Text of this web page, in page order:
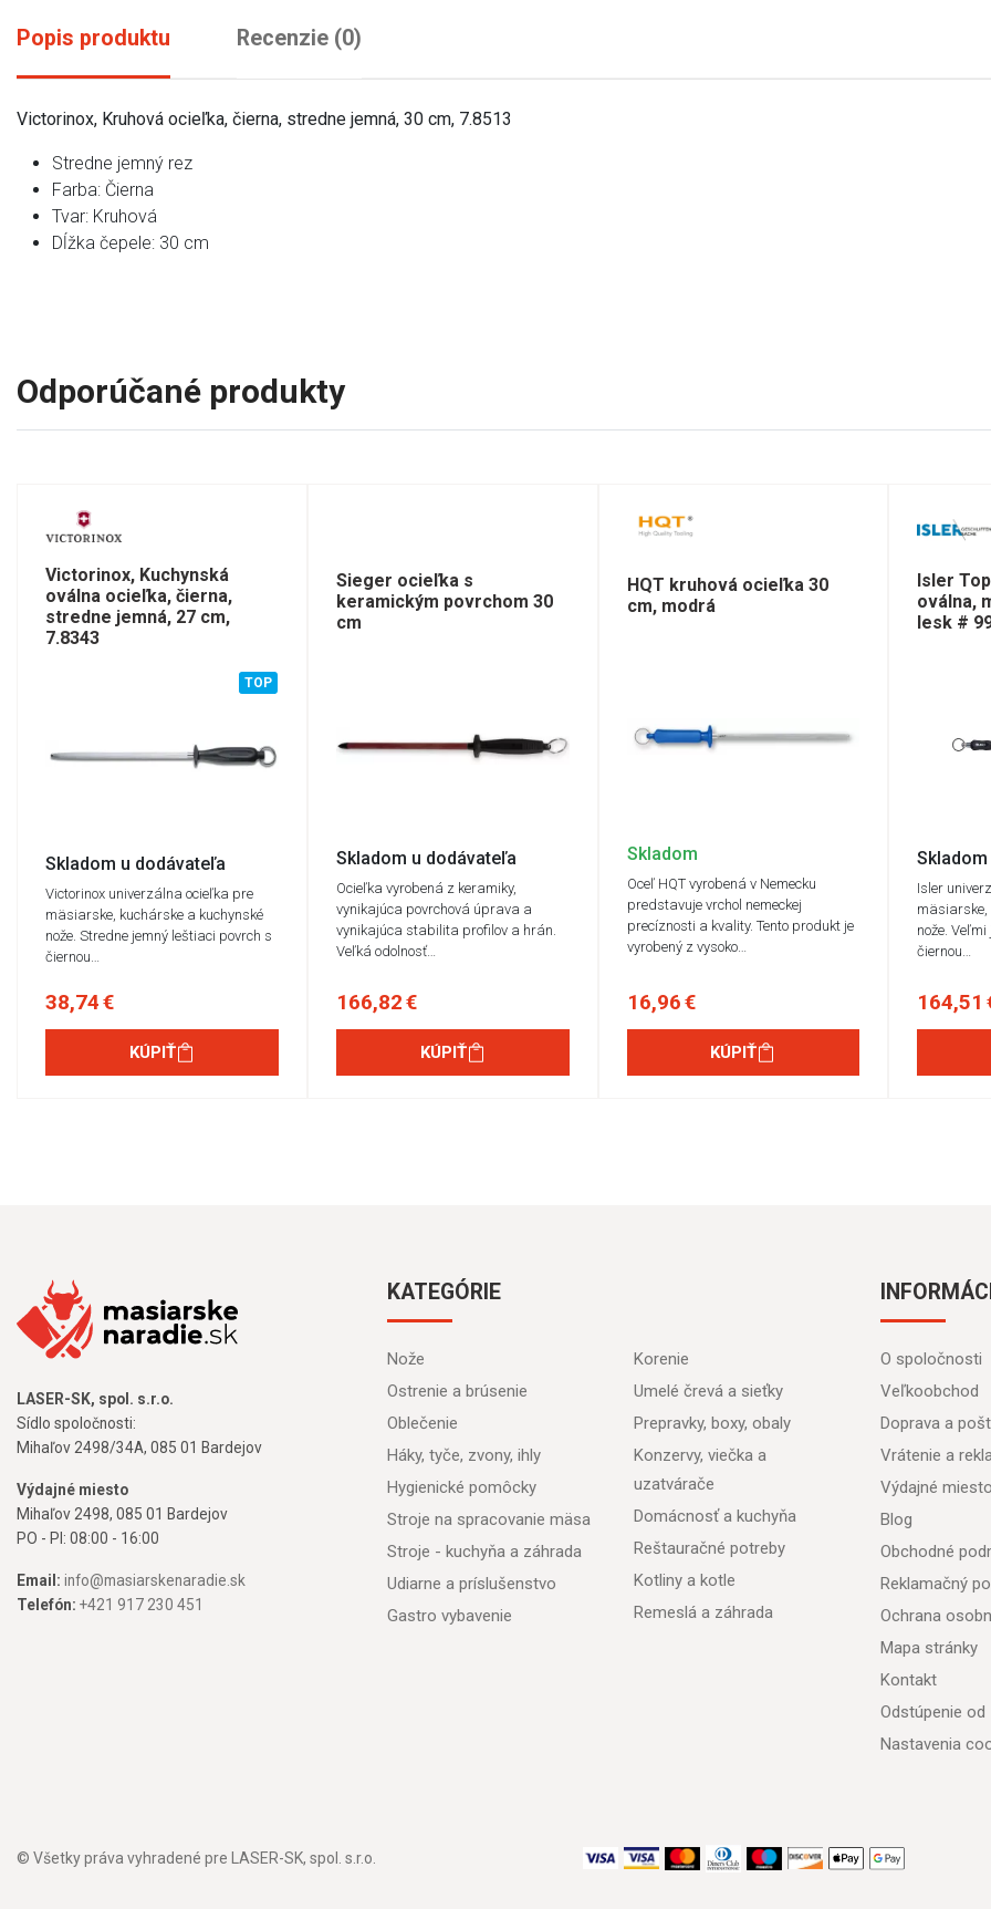
Popis produktu Recenzie (0)
Victorinox, Kruhová ocieľka, čierna, stredne jemná, 30 cm, 7.8513
Stredne jemný rez
Farba: Čierna
Tvar: Kruhová
Dĺžka čepele: 30 cm
Odporúčané produkty
Victorinox, Kuchynská
oválna ocieľka, čierna,
stredne jemná, 27 cm,
7.8343
TOP
Skladom u dodávateľa
Victorinox univerzálna ocieľka pre
mäsiarske, kuchárske a kuchynské
nože. Stredne jemný leštiaci povrch s
čiernou…
38,74 €
KÚPIŤ
Sieger ocieľka s
keramickým povrchom 30
cm
Skladom u dodávateľa
Ocieľka vyrobená z keramiky,
vynikajúca povrchová úprava a
vynikajúca stabilita profilov a hrán.
Veľká odolnosť…
166,82 €
KÚPIŤ
HQT kruhová ocieľka 30
cm, modrá
Skladom
Oceľ HQT vyrobená v Nemecku
predstavuje vrchol nemeckej
precíznosti a kvality. Tento produkt je
vyrobený z vysoko…
16,96 €
KÚPIŤ
Isler
oválna,
lesk #
Isler
mäsiarske,
nože.
čiernou…
164,51
LASER-SK, spol. s.r.o.
Sídlo spoločnosti:
Mihaľov 2498/34A, 085 01 Bardejov
Výdajné miesto
Mihaľov 2498, 085 01 Bardejov
PO - PI: 08:00 - 16:00
Email: info@masiarskenaradie.sk
Telefón: +421 917 230 451
KATEGÓRIE
Nože
Ostrenie a brúsenie
Oblečenie
Háky, tyče, zvony, ihly
Hygienické pomôcky
Stroje na spracovanie mäsa
Stroje - kuchyňa a záhrada
Udiarne a príslušenstvo
Gastro vybavenie
Korenie
Umelé črevá a sieťky
Prepravky, boxy, obaly
Konzervy, viečka a
uzatvárače
Domácnosť a kuchyňa
Reštauračné potreby
Kotliny a kotle
Remeslá a záhrada
O spoločnosti
Veľkoobchod
Doprava a
Vrátenie a
Výdajné
Blog
Obchodné
Reklamačný
Ochrana
Mapa stránky
Kontakt
Odstúpenie od
Nastavenia
© Všetky práva vyhradené pre LASER-SK, spol. s.r.o.